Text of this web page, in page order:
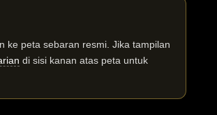
ke peta sebaran resmi. Jika tampilan
di sisi kanan atas peta untuk